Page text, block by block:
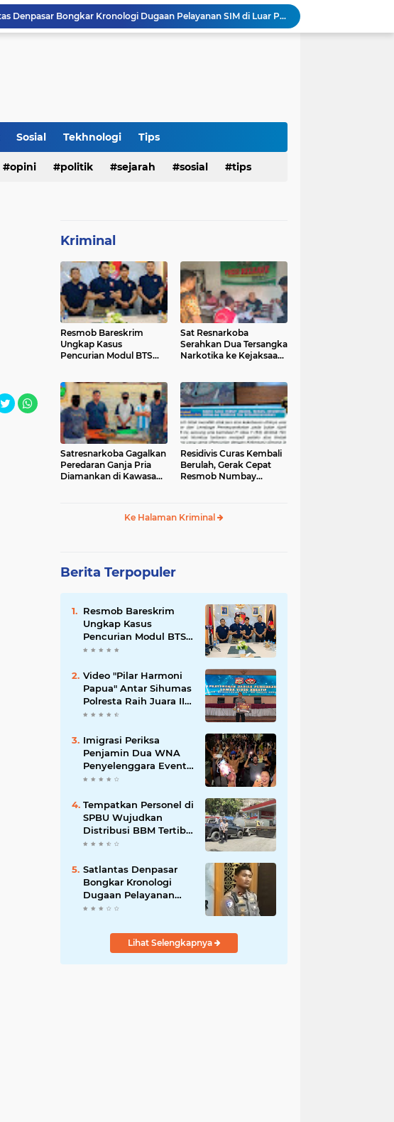
Satlantas Denpasar Bongkar Kronologi Dugaan Pelayanan SIM di Luar Prosedur
Tragedi Dini Hari Jembatan Merah Youtefa, Tim Gabungan Evakuasi Korban Pemancing Jatuh ke Laut
25 WN Vietnam Dipulangkan dari Indonesia, Rudenim Tanjungpinang Pastikan Proses Sesuai Prosedur
Polres Pasuruan Bongkar Jaringan Peredaran Narkoba Amankan Tiga Orang Tersangka
Sosial Tekhnologi Tips
opini politik sejarah sosial tips
Kriminal
Resmob Bareskrim
Ungkap Kasus
Pencurian Modul BTS
Sat Resnarkoba
Serahkan Dua Tersangka
Narkotika ke Kejaksaan
‎Satresnarkoba Gagalkan
Peredaran Ganja Pria
Diamankan di Kawasan
‎Residivis Curas Kembali
Berulah, Gerak Cepat
Resmob Numbay
Ke Halaman Kriminal
Berita Terpopuler
Resmob Bareskrim
Ungkap Kasus
Pencurian Modul BTS
Senilai Rp.60 Miliar,
Video "Pilar Harmoni
Papua" Antar Sihumas
Polresta Raih Juara II
Lomba Video Kreatif
80
Imigrasi Periksa
Penjamin Dua WNA
Penyelenggara Event
Bali Silent Disco
‎Tempatkan Personel di
SPBU Wujudkan
Distribusi BBM Tertib
Hadirkan Kenyamanan
Satlantas Denpasar
Bongkar Kronologi
Dugaan Pelayanan
SIM di Luar Prosedur
Lihat Selengkapnya